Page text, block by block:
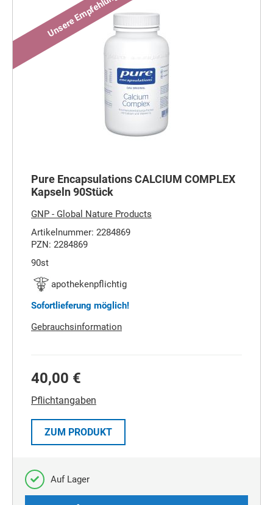
Pure Encapsulations CALCIUM COMPLEX
Kapseln 90Stück
GNP - Global Nature Products
Artikelnummer: 2284869
PZN: 2284869
90st
apothekenpflichtig
Sofortlieferung möglich!
Gebrauchsinformation
40,00 €
Pflichtangaben
ZUM PRODUKT
Auf Lager